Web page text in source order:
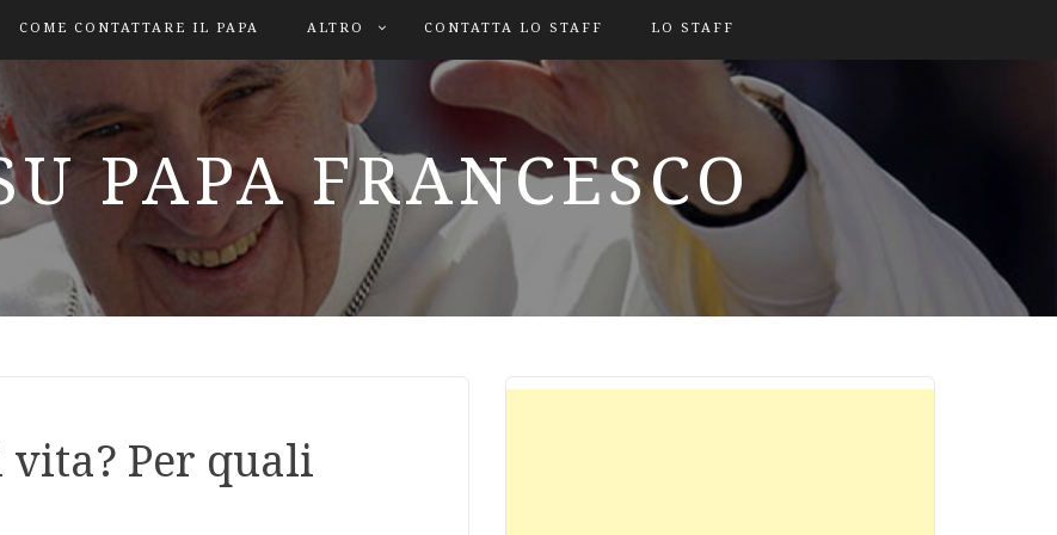
COME CONTATTARE IL PAPA ALTRO CONTATTA LO STAFF LO STAFF
PAPA FRANCESCO
vita? Per quali